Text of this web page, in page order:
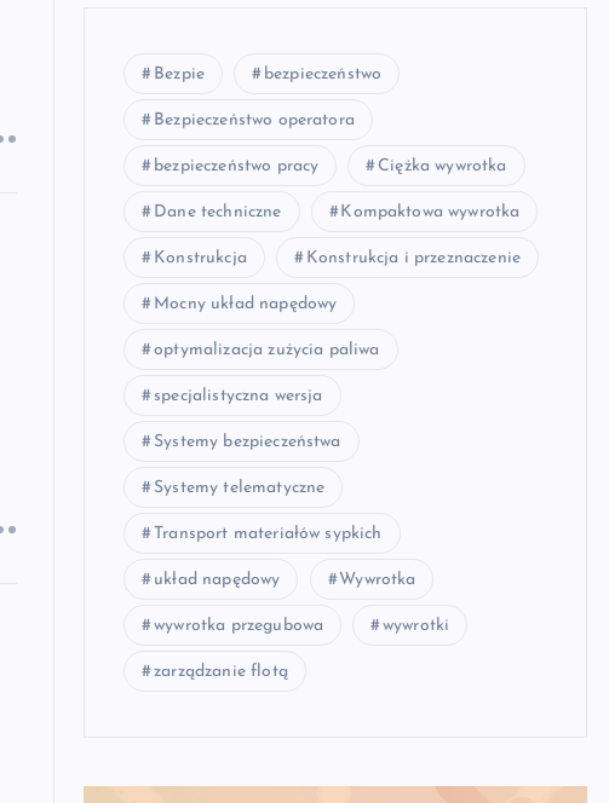
Bezpie bezpieczeństwo
Bezpieczeństwo operatora
bezpieczeństwo pracy Ciężka wywrotka
Dane techniczne Kompaktowa wywrotka
Konstrukcja Konstrukcja i przeznaczenie
Mocny układ napędowy
optymalizacja zużycia paliwa
specjalistyczna wersja
Systemy bezpieczeństwa
Systemy telematyczne
Transport materiałów sypkich
układ napędowy Wywrotka
wywrotka przegubowa wywrotki
zarządzanie flotą